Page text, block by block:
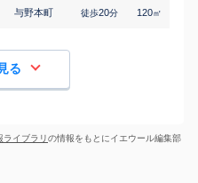
与野本町 徒歩20分 120㎡
る
ライブラリの情報をもとにイエウール編集部